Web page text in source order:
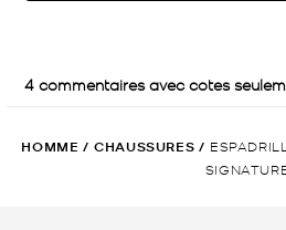
HOMME / CHAUSSURES /